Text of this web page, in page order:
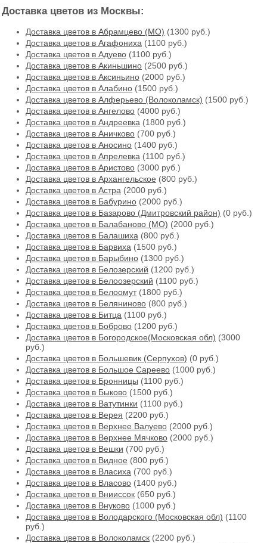
Доставка цветов из Москвы:
Доставка цветов в Абрамцево (МО) (1300 руб.)
Доставка цветов в Агафониха (1100 руб.)
Доставка цветов в Адуево (1100 руб.)
Доставка цветов в Акиньшино (2500 руб.)
Доставка цветов в Аксиньино (2000 руб.)
Доставка цветов в Алабино (1500 руб.)
Доставка цветов в Алферьево (Волоколамск) (1500 руб.)
Доставка цветов в Ангелово (4000 руб.)
Доставка цветов в Андреевка (1800 руб.)
Доставка цветов в Аничково (700 руб.)
Доставка цветов в Аносино (1400 руб.)
Доставка цветов в Апрелевка (1100 руб.)
Доставка цветов в Аристово (3000 руб.)
Доставка цветов в Архангельское (800 руб.)
Доставка цветов в Астра (2000 руб.)
Доставка цветов в Бабурино (2000 руб.)
Доставка цветов в Базарово (Дмитровский район) (0 руб.)
Доставка цветов в Балабаново (МО) (2000 руб.)
Доставка цветов в Балашиха (800 руб.)
Доставка цветов в Барвиха (1500 руб.)
Доставка цветов в Барыбино (1300 руб.)
Доставка цветов в Белозерский (1200 руб.)
Доставка цветов в Белоозерский (1100 руб.)
Доставка цветов в Белоомут(1800 руб.)
Доставка цветов в Беляниново (800 руб.)
Доставка цветов в Битца (1100 руб.)
Доставка цветов в Боброво (1200 руб.)
Доставка цветов в Богородское(Московская обл) (3000
руб.)
Доставка цветов в Большевик (Серпухов) (0 руб.)
Доставка цветов в Большое Сареево (1000 руб.)
Доставка цветов в Бронницы (1100 руб.)
Доставка цветов в Быково (1500 руб.)
Доставка цветов в Ватутинки (1100 руб.)
Доставка цветов в Верея (2200 руб.)
Доставка цветов в Верхнее Валуево (2000 руб.)
Доставка цветов в Верхнее Мячково (2000 руб.)
Доставка цветов в Вешки (700 руб.)
Доставка цветов в Видное (800 руб.)
Доставка цветов в Власиха (700 руб.)
Доставка цветов в Власово (1400 руб.)
Доставка цветов в Внииссок (650 руб.)
Доставка цветов в Внуково (1000 руб.)
Доставка цветов в Володарского (Московская обл) (1100
руб.)
Доставка цветов в Волоколамск (2200 руб.)